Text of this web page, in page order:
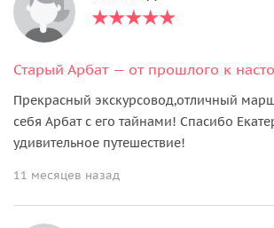
Старый Арбат — от прошлого к
Прекрасный экскурсовод,отличный
себя Арбат с его тайнами! Спасибо
удивительное путешествие!
11 месяцев назад